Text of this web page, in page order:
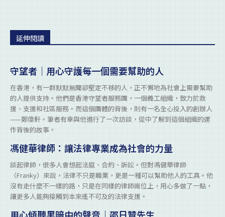
延伸閱讀
守望者｜用心守護每一個需要幫助的人
在香港，有一群默默無聞卻堅定不移的人，正不懈地為社會上需要幫助
的人提供支持。他們是香港守望者服務團，一個義工組織，致力於救
援、支援和社區服務。而這個團體的背後，則有一名全心投入的創辦人
——鄭偉軒。筆者有幸與他進行了一次訪談，從中了解到這個組織的運
作背後的故事。
馮健華律師：讓法律專業成為社會的力量
談起律師，很多人會想起法庭、合約、訴訟。但對馮健華律師
（Franky）來說，法律不只是職業，更是一種可以幫助他人的工具。他
沒有走什麼不一樣的路，只是在同樣的律師崗位上，用心多做了一點，
讓更多人能夠接觸到本來遙不可及的法律支援。